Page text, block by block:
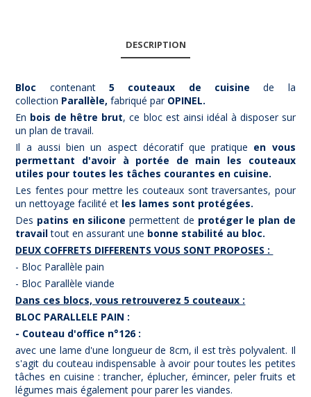
DESCRIPTION
Bloc contenant5 couteaux de cuisinede la
collection Parallèle, fabriqué par OPINEL.
En bois de hêtre brut, ce bloc est ainsi idéal à disposer sur
un plan de travail.
Il a aussi bien un aspect décoratif que pratique en vous
permettant d'avoir à portée de main les couteaux
utiles pour toutes les tâches courantes en cuisine.
Les fentes pour mettre les couteaux sont traversantes, pour
un nettoyage facilité et les lames sont protégées.
Des patins en silicone permettent de protéger le plan de
travailtout en assurant une bonne stabilité au bloc.
DEUX COFFRETS DIFFERENTS VOUS SONT PROPOSES :
- Bloc Parallèle pain
- Bloc Parallèle viande
Dans ces blocs, vous retrouverez 5 couteaux :
BLOC PARALLELE PAIN :
- Couteau d'office n°126 :
avec une lame d'une longueur de 8cm, il est très polyvalent. Il
s'agit du couteau indispensable à avoir pour toutes les petites
tâches en cuisine : trancher, éplucher, émincer, peler fruits et
légumes mais également pour parer les viandes.